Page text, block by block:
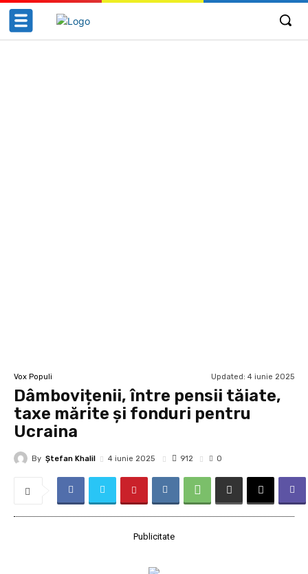
Vox Populi Updated: 4 iunie 2025
Dâmbovițenii, între pensii tăiate,
taxe mărite și fonduri pentru
Ucraina
By Ştefan Khalil 4 iunie 2025 912 0
Publicitate